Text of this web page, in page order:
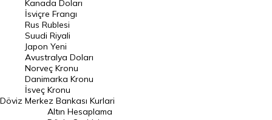
Frank Kuru
Riyal Kuru
Avustralya Doları
Danimarka Kronu Kuru
Kanada Doları Kuru
Norveç Kronu Kuru
Döviz
Kanada Doları
İsviçre Frangı
Rus Rublesi
Suudi Riyali
Japon Yeni
Avustralya Doları
Norveç Kronu
Danimarka Kronu
İsveç Kronu
Merkez Bankası Kurlari
Altın Hesaplama